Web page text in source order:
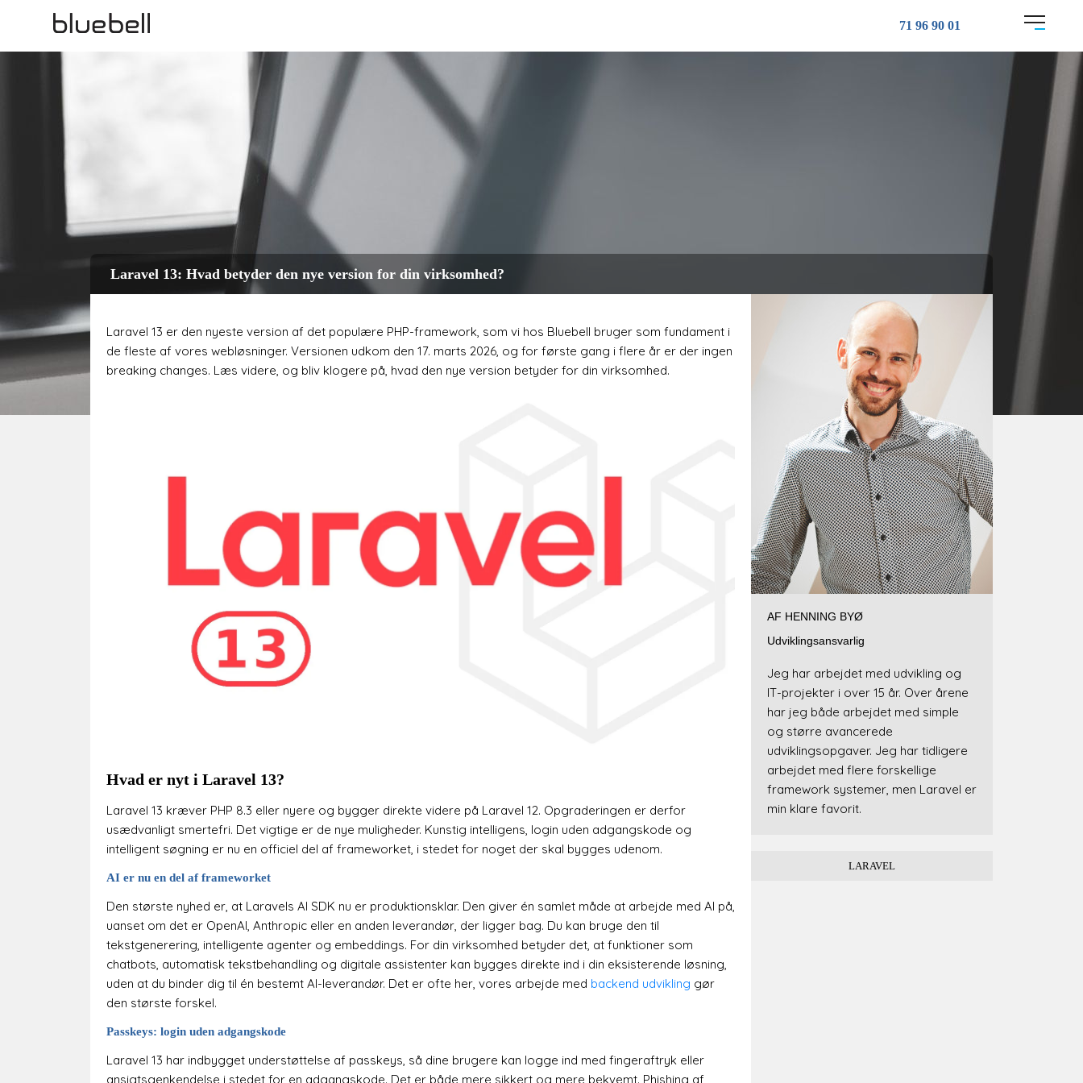
71 96 90 01
Laravel 13: Hvad betyder den nye version for din virksomhed?
Laravel 13 er den nyeste version af det populære PHP-framework, som vi hos Bluebell bruger som fundament i
de fleste af vores webløsninger. Versionen udkom den 17. marts 2026, og for første gang i flere år er der ingen
breaking changes. Læs videre, og bliv klogere på, hvad den nye version betyder for din virksomhed.
Hvad er nyt i Laravel 13?
Laravel 13 kræver PHP 8.3 eller nyere og bygger direkte videre på Laravel 12. Opgraderingen er derfor
usædvanligt smertefri. Det vigtige er de nye muligheder. Kunstig intelligens, login uden adgangskode og
intelligent søgning er nu en officiel del af frameworket, i stedet for noget der skal bygges udenom.
AI er nu en del af frameworket
Den største nyhed er, at Laravels AI SDK nu er produktionsklar. Den giver én samlet måde at arbejde med AI på,
uanset om det er OpenAI, Anthropic eller en anden leverandør, der ligger bag. Du kan bruge den til
tekstgenerering, intelligente agenter og embeddings. For din virksomhed betyder det, at funktioner som
chatbots, automatisk tekstbehandling og digitale assistenter kan bygges direkte ind i din eksisterende løsning,
uden at du binder dig til én bestemt AI-leverandør. Det er ofte her, vores arbejde med backend udvikling gør
den største forskel.
Passkeys: login uden adgangskode
Laravel 13 har indbygget understøttelse af passkeys, så dine brugere kan logge ind med fingeraftryk eller
ansigtsgenkendelse i stedet for en adgangskode. Det er både mere sikkert og mere bekvemt. Phishing af
AF HENNING BYØ
Udviklingsansvarlig
Jeg har arbejdet med udvikling og
IT-projekter i over 15 år. Over årene
har jeg både arbejdet med simple
og større avancerede
udviklingsopgaver. Jeg har tidligere
arbejdet med flere forskellige
framework systemer, men Laravel er
min klare favorit.
LARAVEL